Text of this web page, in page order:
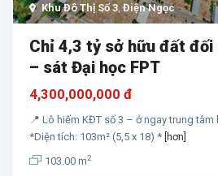
Khu Đô Thị Số 3 ,Điện Ngọc
Chỉ 4,3 tỷ sở hữu đất
– sát Đại học FPT
4,300,000,000 đ
📍 Lô hiếm KĐT số 3 – ở ngay trung tâm
*Diện tích: 103m² (5,5 x 18) * [hơn]
103.00 m2